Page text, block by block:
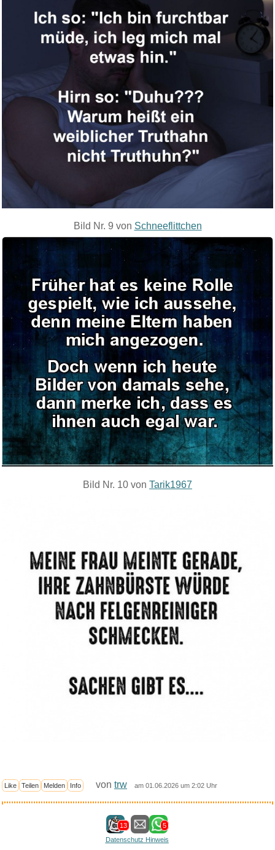
Bild Nr. 9 von Schneeflittchen
Bild Nr. 10 von Tarik1967
Like Teilen Melden Info von trw am 01.06.2026 um 2:02 Uhr
13
5
Datenschutz Hinweis